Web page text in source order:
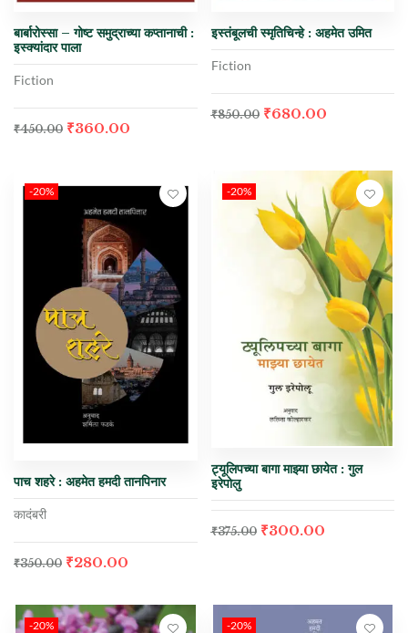
बार्बारोस्सा – गोष्ट समुद्राच्या कप्तानाची :
इस्क्यांदार पाला
Fiction
₹450.00 ₹360.00
इस्तंबूलची स्मृतिचिन्हे : अहमेत उमित
Fiction
₹850.00 ₹680.00
-20%
पाच शहरे : अहमेत हमदी तानपिनार
कादंबरी
₹350.00 ₹280.00
-20%
ट्यूलिपच्या बागा माझ्या छायेत : गुल
इरेपोलु
₹375.00 ₹300.00
-20% -20%